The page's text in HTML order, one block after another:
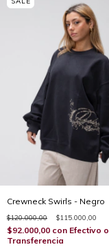
Crewneck Swirls - Negro
$120.000,00 $115.000,00
$92.000,00 con Efectivo o
Transferencia